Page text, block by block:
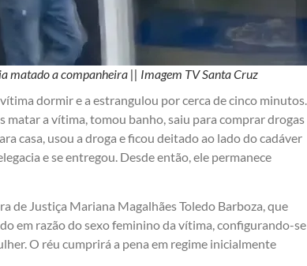
matado a companheira || Imagem TV Santa Cruz
dormir e a estrangulou por cerca de cinco minutos.
matar a vítima, tomou banho, saiu para comprar drogas
casa, usou a droga e ficou deitado ao lado do cadáver
e se entregou. Desde então, ele permanece
de Justiça Mariana Magalhães Toledo Barboza, que
em razão do sexo feminino da vítima, configurando-se
O réu cumprirá a pena em regime inicialmente